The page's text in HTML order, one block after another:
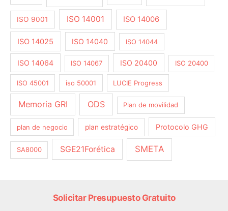
ISO 9001 ISO 14001 ISO 14006
ISO 14025 ISO 14040 ISO 14044
ISO 14064 ISO 14067 ISO 20400 ISO 20400
ISO 45001 iso 50001 LUCIE Progress
Memoria GRI ODS Plan de movilidad
plan de negocio plan estratégico Protocolo GHG
SA8000 SGE21Forética SMETA
Solicitar Presupuesto Gratuito